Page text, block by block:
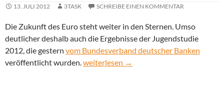
13. JULI 2012 3TASK SCHREIBE EINEN KOMMENTAR
Die Zukunft des Euro steht weiter in den Sternen. Umso
deutlicher deshalb auch die Ergebnisse der Jugendstudie
2012, die gestern vom Bundesverband deutscher Banken
veröffentlicht wurden.Jugendstudie 2012: Eine Zukunft ohne
weiterlesen →